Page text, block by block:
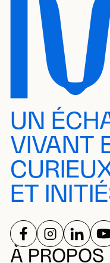
UN
VIVANT
ET
À PROPOS
SUIVEZ-NOUS
SUIVEZ-